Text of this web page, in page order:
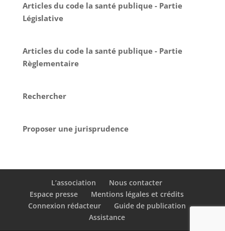
Articles du code la santé publique - Partie
Législative
Articles du code la santé publique - Partie
Règlementaire
Rechercher
Proposer une jurisprudence
L’association
Nous contacter
Espace presse
Mentions légales et crédits
Connexion rédacteur
Guide de publication
Assistance